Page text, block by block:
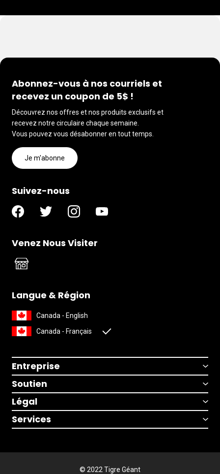
Abonnez-vous à nos courriels et
recevez un coupon de 5$ !
Découvrez nos offres et nos produits exclusifs et
recevez notre circulaire chaque semaine.
Vous pouvez vous désabonner en tout temps.
Je m'abonne
Suivez-nous
Venez Nous Visiter
Langue & Région
Canada - English
Canada - Français
Entreprise
Soutien
Légal
Services
© 2022 Tigre Géant